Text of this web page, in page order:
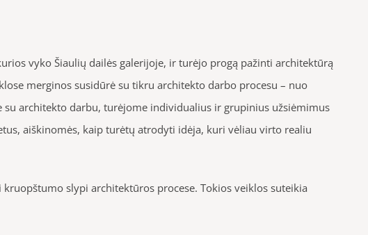
vyko Šiaulių dailės galerijoje, ir turėjo progą pažinti architektūrą
merginos susidūrė su tikru architekto darbo procesu – nuo
architekto darbu, turėjome individualius ir grupinius užsiėmimus
aiškinomės, kaip turėtų atrodyti idėja, kuri vėliau virto realiu
slypi architektūros procese. Tokios veiklos suteikia